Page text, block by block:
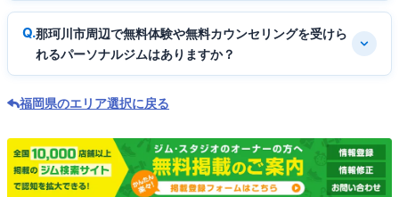
那珂川市周辺で無料体験や無料カウンセリングを受けら
れるパーソナルジムはありますか？
福岡県のエリア選択に戻る